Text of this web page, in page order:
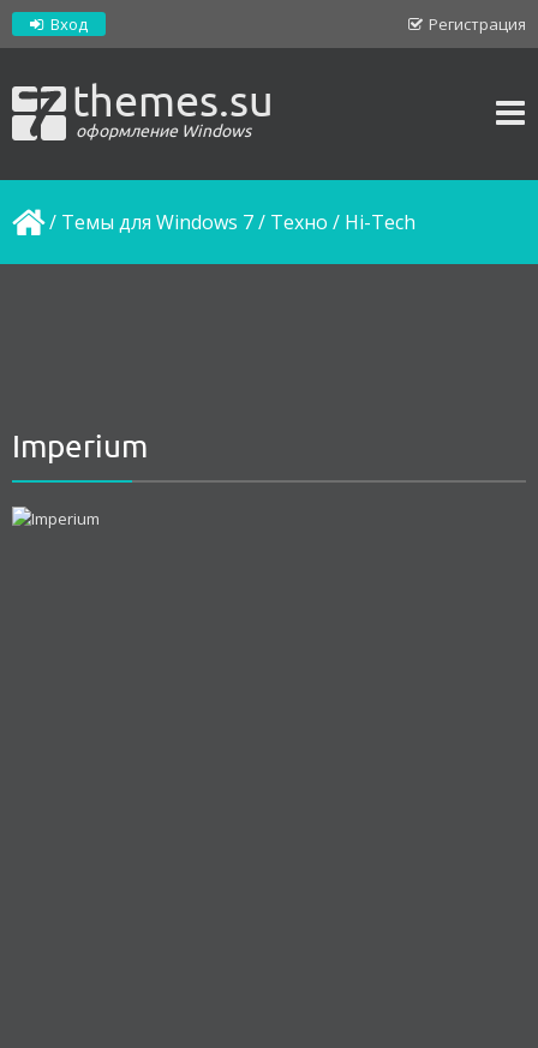
Регистрация
Вход
themes.su
оформление Windows
/ Темы для Windows 7/ Техно / Hi-Tech
Imperium